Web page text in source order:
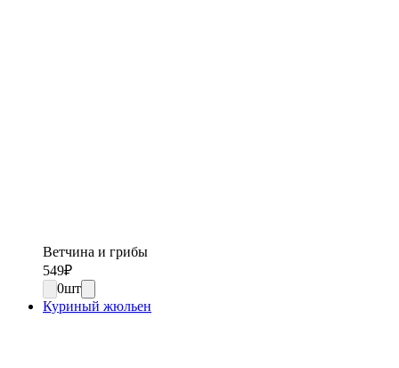
Ветчина и грибы
549₽
0шт
Куриный жюльен